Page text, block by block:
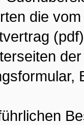
die
(pdf)